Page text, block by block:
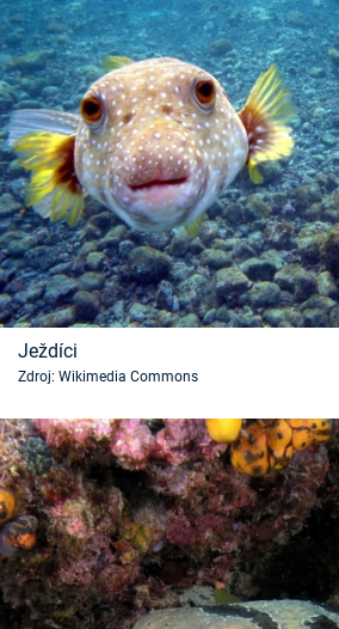
Ježdíci
Zdroj: Wikimedia Commons